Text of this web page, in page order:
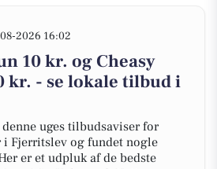
2026 16:02
10 kr. og Cheasy
kr. - se lokale tilbud i
uges tilbudsaviser for
Fjerritslev og fundet nogle
er et udpluk af de bedste